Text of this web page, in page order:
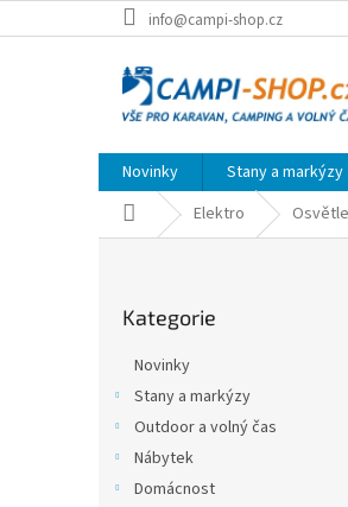
na
info@campi-shop.cz
Novinky Stany a markýzy
Domů Elektro
kategorie
Kategorie
Novinky
Stany a markýzy
Outdoor a volný čas
Nábytek
Domácnost